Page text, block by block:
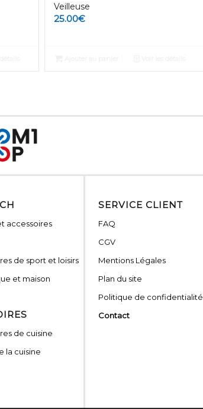
Veilleuse
25.00€
accessoires
de sport et loisirs
et maison
de cuisine
la cuisine
SERVICE CLIENT
FAQ
CGV
Mentions Légales
Plan du site
Politique de confidentialité
Contact